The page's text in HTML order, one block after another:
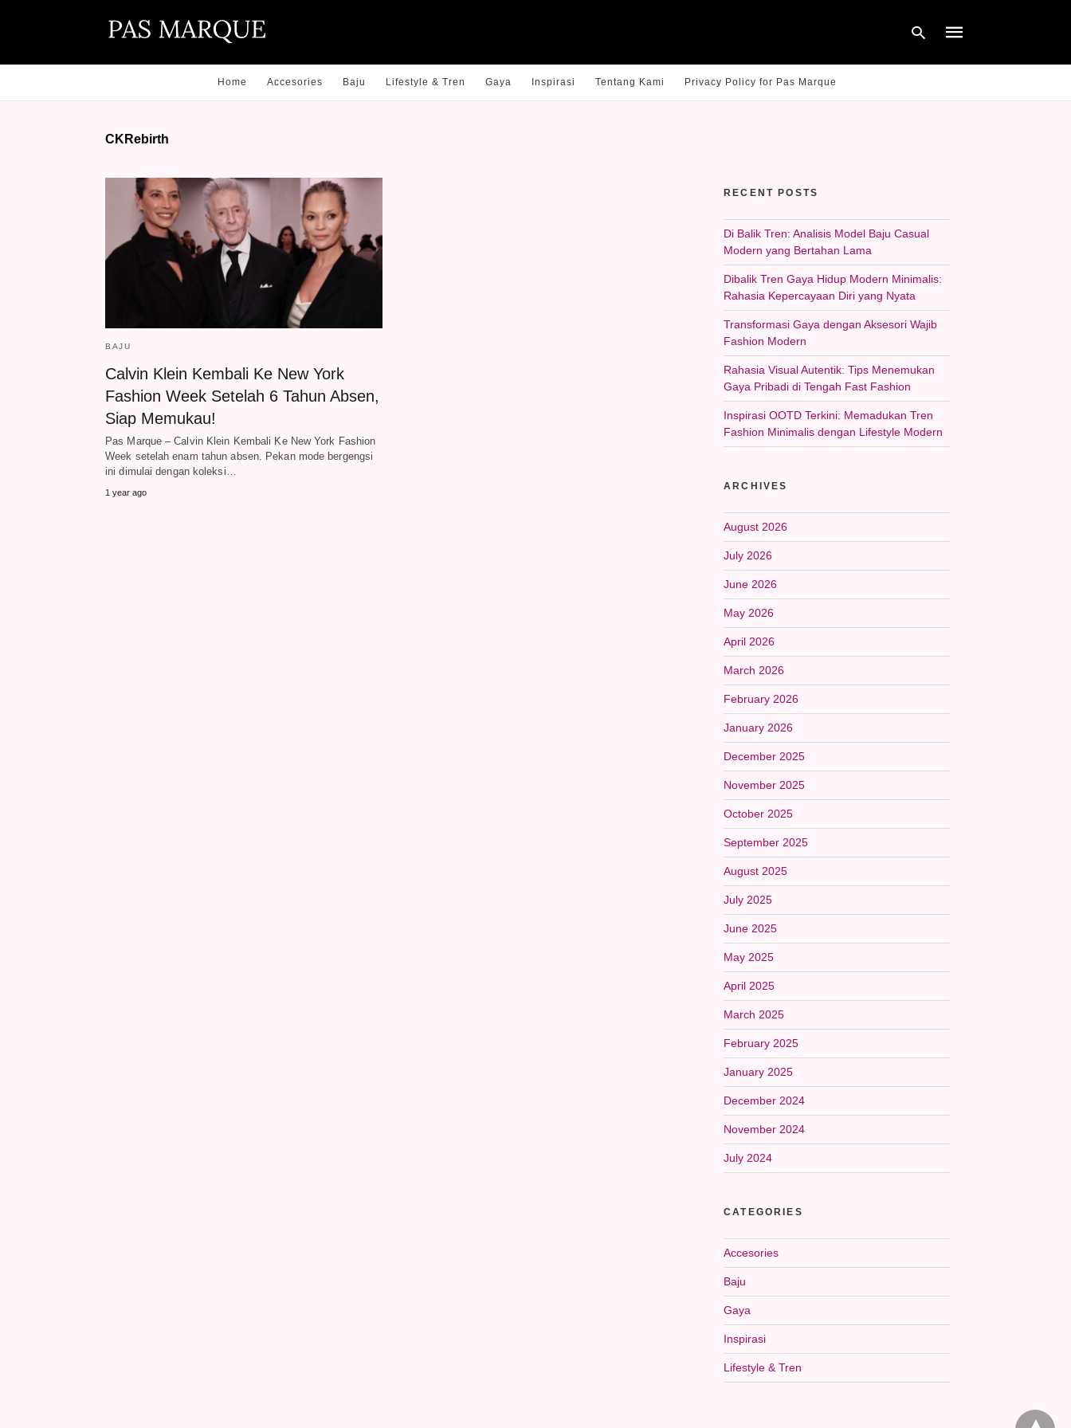
Home Accesories Baju Lifestyle & Tren Gaya Inspirasi Tentang Kami Privacy Policy for Pas Marque
CKRebirth
BAJU
Calvin Klein Kembali Ke New York
Fashion Week Setelah 6 Tahun Absen,
Siap Memukau!
Pas Marque – Calvin Klein Kembali Ke New York Fashion
Week setelah enam tahun absen. Pekan mode bergengsi
ini dimulai dengan koleksi…
1 year ago
RECENT POSTS
Di Balik Tren: Analisis Model Baju Casual
Modern yang Bertahan Lama
Dibalik Tren Gaya Hidup Modern Minimalis:
Rahasia Kepercayaan Diri yang Nyata
Transformasi Gaya dengan Aksesori Wajib
Fashion Modern
Rahasia Visual Autentik: Tips Menemukan
Gaya Pribadi di Tengah Fast Fashion
Inspirasi OOTD Terkini: Memadukan Tren
Fashion Minimalis dengan Lifestyle Modern
ARCHIVES
August 2026
July 2026
June 2026
May 2026
April 2026
March 2026
February 2026
January 2026
December 2025
November 2025
October 2025
September 2025
August 2025
July 2025
June 2025
May 2025
April 2025
March 2025
February 2025
January 2025
December 2024
November 2024
July 2024
CATEGORIES
Accesories
Baju
Gaya
Inspirasi
Lifestyle & Tren